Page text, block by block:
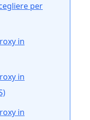
per
in
in
in